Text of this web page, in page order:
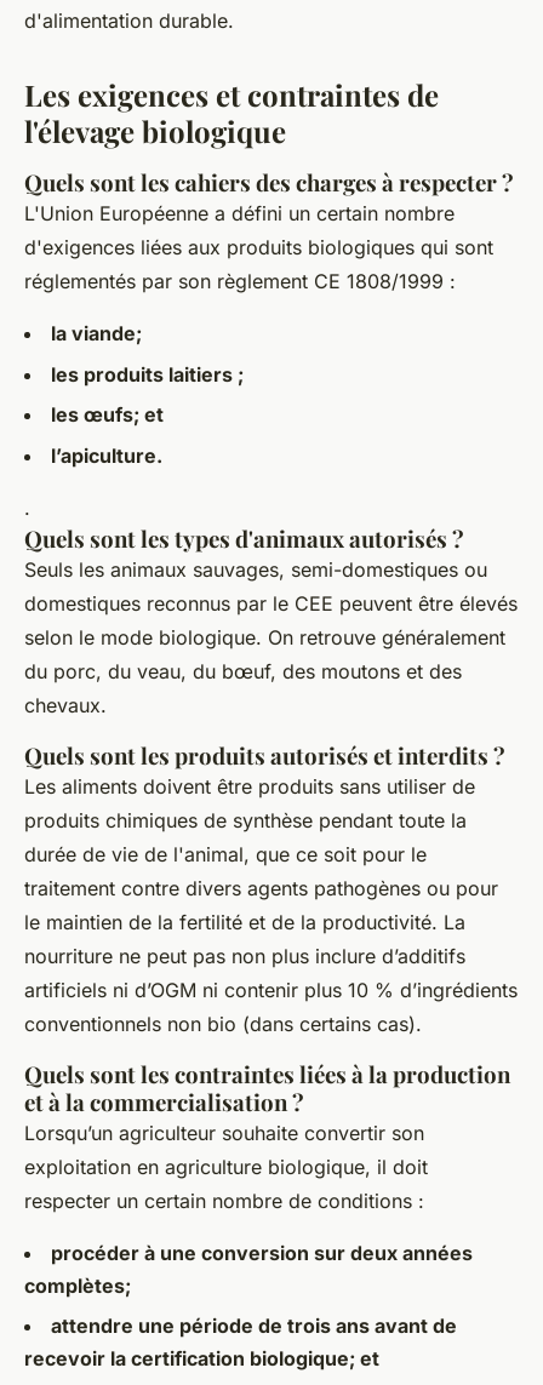
d'alimentation durable.
Les exigences et contraintes de
l'élevage biologique
Quels sont les cahiers des charges à respecter ?
L'Union Européenne a défini un certain nombre
d'exigences liées aux produits biologiques qui sont
réglementés par son règlement CE 1808/1999 :
la viande;
les produits laitiers ;
les œufs; et
l’apiculture.
.
Quels sont les types d'animaux autorisés ?
Seuls les animaux sauvages, semi-domestiques ou
domestiques reconnus par le CEE peuvent être élevés
selon le mode biologique. On retrouve généralement
du porc, du veau, du bœuf, des moutons et des
chevaux.
Quels sont les produits autorisés et interdits ?
Les aliments doivent être produits sans utiliser de
produits chimiques de synthèse pendant toute la
durée de vie de l'animal, que ce soit pour le
traitement contre divers agents pathogènes ou pour
le maintien de la fertilité et de la productivité. La
nourriture ne peut pas non plus inclure d’additifs
artificiels ni d’OGM ni contenir plus 10 % d’ingrédients
conventionnels non bio (dans certains cas).
Quels sont les contraintes liées à la production
et à la commercialisation ?
Lorsqu’un agriculteur souhaite convertir son
exploitation en agriculture biologique, il doit
respecter un certain nombre de conditions :
procéder à une conversion sur deux années
complètes;
attendre une période de trois ans avant de
recevoir la certification biologique; et